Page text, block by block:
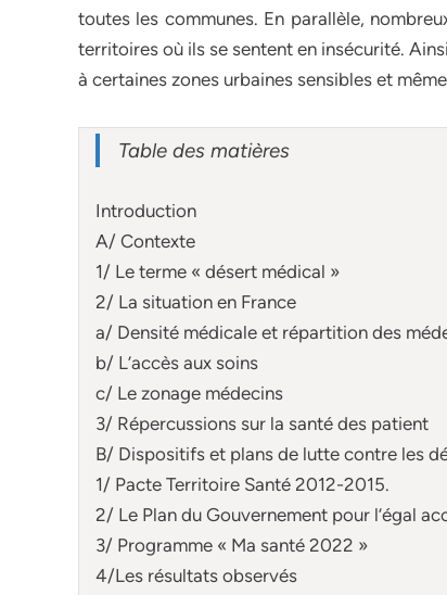
toutes les communes. En parallèle,
territoires où ils se sentent en insécurité.
à certaines zones urbaines sensibles et
Table des matières
Introduction
A/ Contexte
1/ Le terme « désert médical »
2/ La situation en France
a/ Densité médicale et répartition des
b/ L’accès aux soins
c/ Le zonage médecins
3/ Répercussions sur la santé des patient
B/ Dispositifs et plans de lutte contre les
1/ Pacte Territoire Santé 2012-2015.
2/ Le Plan du Gouvernement pour l’égal
3/ Programme « Ma santé 2022 »
4/Les résultats observés